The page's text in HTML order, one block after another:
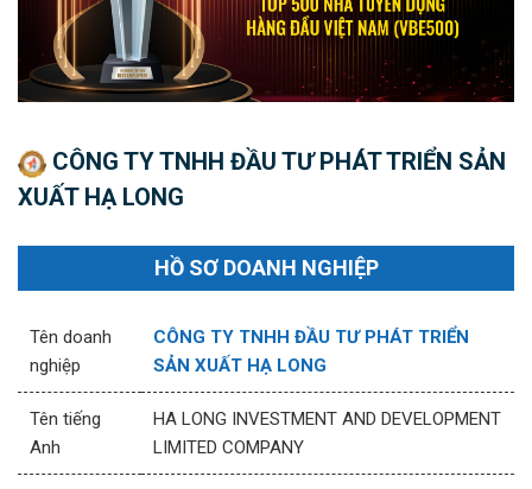
CÔNG TY TNHH ĐẦU TƯ PHÁT TRIỂN SẢN
XUẤT HẠ LONG
HỒ SƠ DOANH NGHIỆP
Tên doanh
nghiệp
CÔNG TY TNHH ĐẦU TƯ PHÁT TRIỂN
SẢN XUẤT HẠ LONG
Tên tiếng
Anh
HA LONG INVESTMENT AND DEVELOPMENT
LIMITED COMPANY